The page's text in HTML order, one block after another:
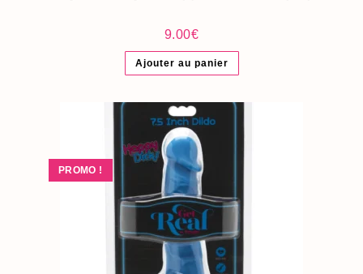
9.00€
Ajouter au panier
PROMO !